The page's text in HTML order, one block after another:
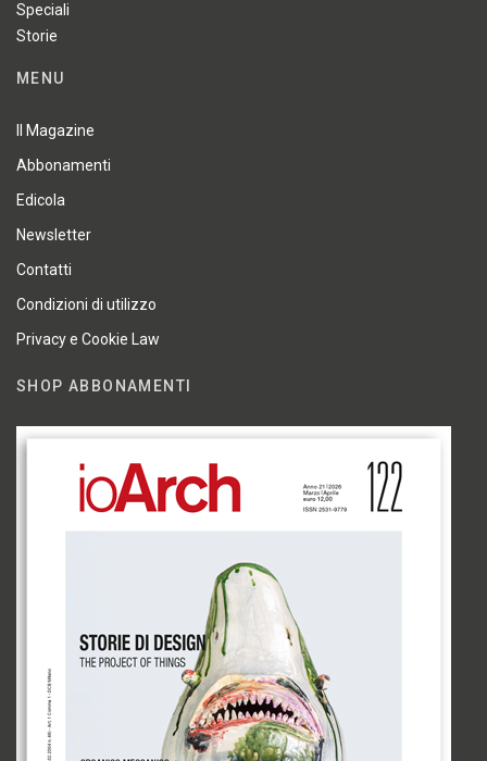
Speciali
Storie
MENU
Il Magazine
Abbonamenti
Edicola
Newsletter
Contatti
Condizioni di utilizzo
Privacy e Cookie Law
SHOP ABBONAMENTI